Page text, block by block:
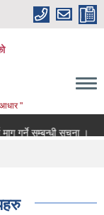
आधार "
गर्ने सम्बन्धी सूचना ।